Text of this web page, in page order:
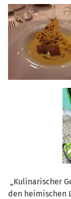
„Kulinarischer
den heimischen